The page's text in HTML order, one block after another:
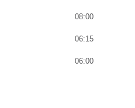
08:00
06:15
06:00